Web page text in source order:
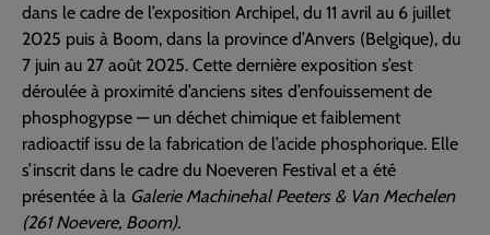
dans le cadre de l’exposition Archipel, du 11 avril au 6 juillet
2025 puis à Boom, dans la province d’Anvers (Belgique), du
7 juin au 27 août 2025. Cette dernière exposition s’est
déroulée à proximité d’anciens sites d’enfouissement de
phosphogypse — un déchet chimique et faiblement
radioactif issu de la fabrication de l’acide phosphorique. Elle
s’inscrit dans le cadre du Noeveren Festival et a été
présentée à la Galerie Machinehal Peeters & Van Mechelen
(261 Noevere, Boom).